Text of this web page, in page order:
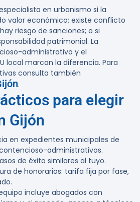
en urbanismo si la
valor económico; existe conflicto
riesgo de sanciones; o si
patrimonial. La
administrativo y el
local marcan la diferencia. Para
consulta también
.
para elegir
Gijón
en expedientes municipales de
administrativos.
de éxito similares al tuyo.
de honorarios: tarifa fija por fase,
incluye abogados con